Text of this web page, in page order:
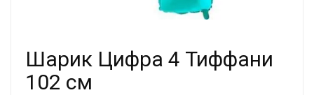
Шарик Цифра 4 Тиффани
102 см